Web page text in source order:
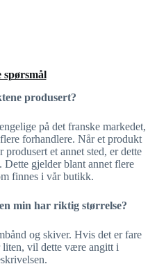
spørsmål
produsert?
på det franske markedet,
forhandlere. Når et produkt
et annet sted, er dette
gjelder blant annet flere
finnes i vår butikk.
min har riktig størrelse?
og skiver. Hvis det er fare
liten, vil dette være angitt i